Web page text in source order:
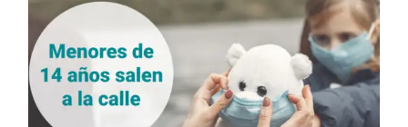
Catálogo
Promociones